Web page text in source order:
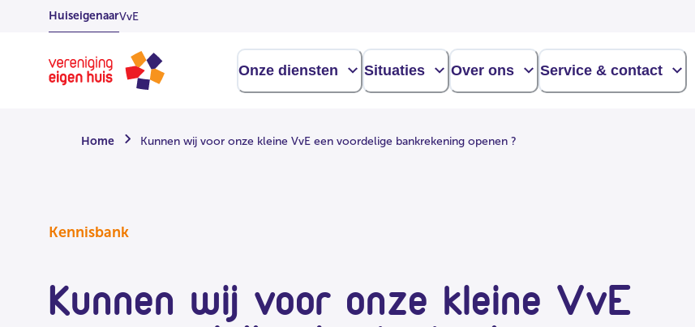
OverslaanHuiseigenaarVvE
Homepage
Onze diensten Situaties Over ons Service & contact
Home Kunnen wij voor onze kleine VvE een voordelige bankrekening openen ?
Kennisbank
Kunnen wij voor onze kleine VvE